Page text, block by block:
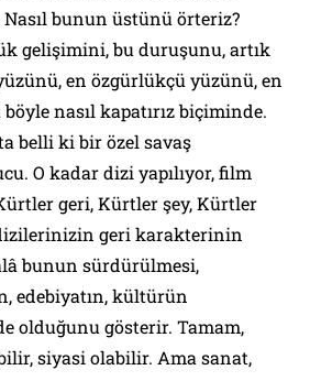
bunun üstünü örteriz?
gelişimini, bu duruşunu, artık
en özgürlükçü yüzünü, en
nasıl kapatırız biçiminde.
belli ki bir özel savaş
O kadar dizi yapılıyor, film
geri, Kürtler şey, Kürtler
geri karakterinin
bunun sürdürülmesi,
edebiyatın, kültürün
olduğunu gösterir. Tamam,
siyasi olabilir. Ama sanat,